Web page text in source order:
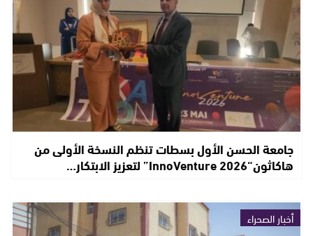
جامعة الحسن الأول بسطات تنظم النسخة الأولى من
هاكاثون“InnoVenture 2026” لتعزيز الابتكار…
أخبار الصحراء